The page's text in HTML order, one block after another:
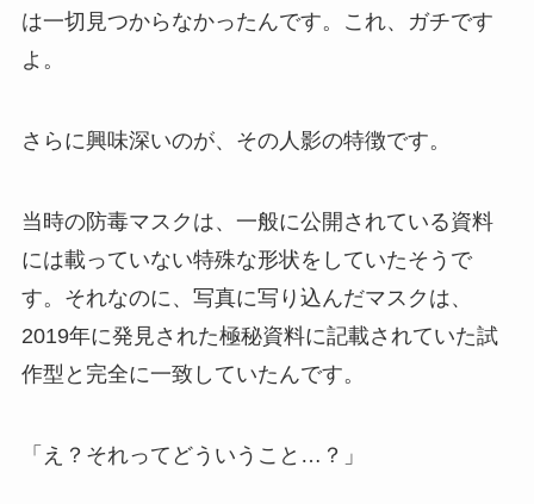
は一切見つからなかったんです。これ、ガチです
よ。
さらに興味深いのが、その人影の特徴です。
当時の防毒マスクは、一般に公開されている資料
には載っていない特殊な形状をしていたそうで
す。それなのに、写真に写り込んだマスクは、
2019年に発見された極秘資料に記載されていた試
作型と完全に一致していたんです。
「え？それってどういうこと…？」